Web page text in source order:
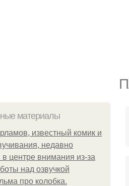
материалы
известный комик и
недавно
в центре внимания из-за
над озвучкой
про колобка.